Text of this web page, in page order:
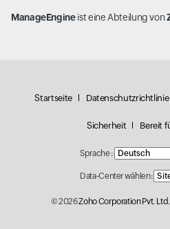
ManageEngineist eine Abteilung von
Startseite Datenschutzrichtlinie
Sicherheit Bereit
Sprache :
Data-Center wählen:
© 2026Zoho Corporation Pvt. Ltd.